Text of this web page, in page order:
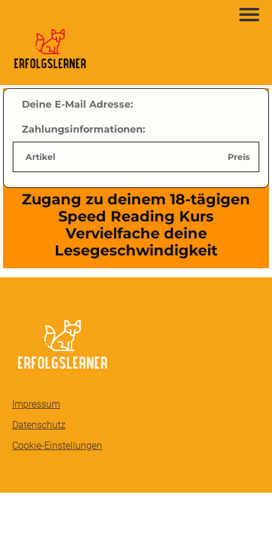
Deine E-Mail Adresse:
Zahlungsinformationen:
Artikel Preis
Zugang zu deinem 18-tägigen
Speed Reading Kurs
Vervielfache deine
Lesegeschwindigkeit
Impressum
Datenschutz
Cookie-Einstellungen